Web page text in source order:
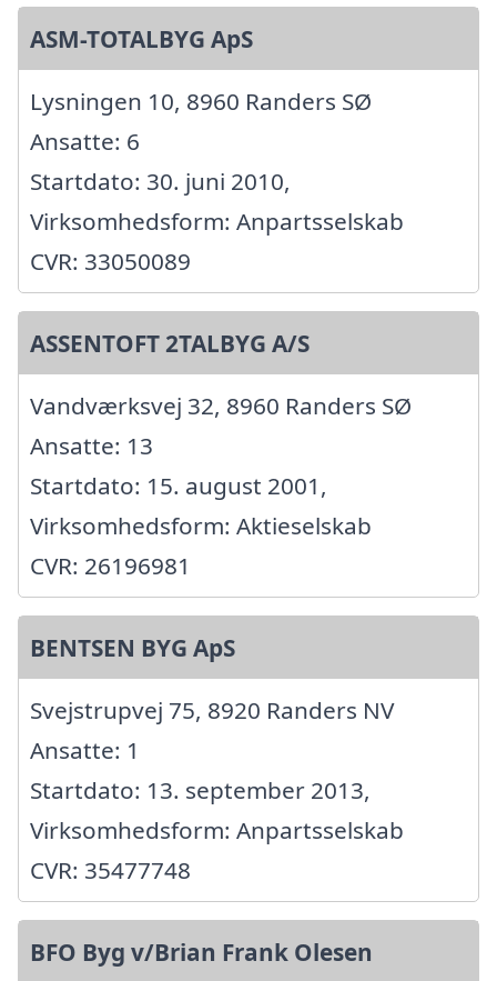
ASM-TOTALBYG ApS
Lysningen 10, 8960 Randers SØ
Ansatte: 6
Startdato: 30. juni 2010,
Virksomhedsform: Anpartsselskab
CVR: 33050089
ASSENTOFT 2TALBYG A/S
Vandværksvej 32, 8960 Randers SØ
Ansatte: 13
Startdato: 15. august 2001,
Virksomhedsform: Aktieselskab
CVR: 26196981
BENTSEN BYG ApS
Svejstrupvej 75, 8920 Randers NV
Ansatte: 1
Startdato: 13. september 2013,
Virksomhedsform: Anpartsselskab
CVR: 35477748
BFO Byg v/Brian Frank Olesen